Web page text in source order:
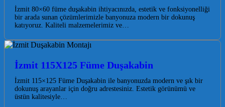
İzmit 80×60 füme duşakabin ihtiyacınızda, estetik ve fonksiyonelliği
bir arada sunan çözümlerimizle banyonuza modern bir dokunuş
katıyoruz. Kaliteli malzemelerimiz ve…
İzmit 115X125 Füme Duşakabin
İzmit 115×125 Füme Duşakabin ile banyonuzda modern ve şık bir
dokunuş arayanlar için doğru adrestesiniz. Estetik görünümü ve
üstün kalitesiyle…